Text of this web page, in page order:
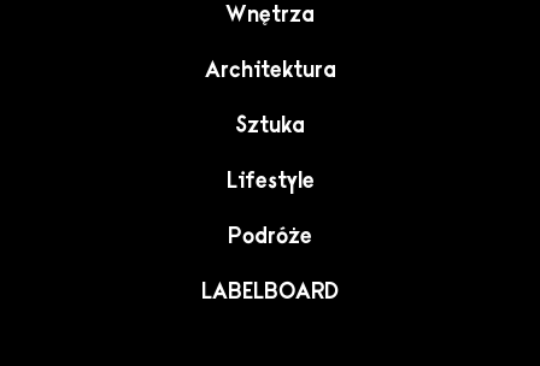
Wnętrza
Architektura
Sztuka
Lifestyle
Podróże
LABELBOARD